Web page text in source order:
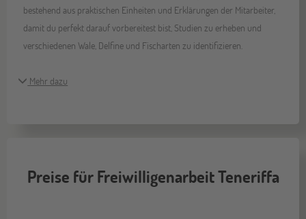
bestehend aus praktischen Einheiten und Erklärungen der Mitarbeiter,
damit du perfekt darauf vorbereitest bist, Studien zu erheben und
verschiedenen Wale, Delfine und Fischarten zu identifizieren.
Mehr dazu
Preise für Freiwilligenarbeit Teneriffa